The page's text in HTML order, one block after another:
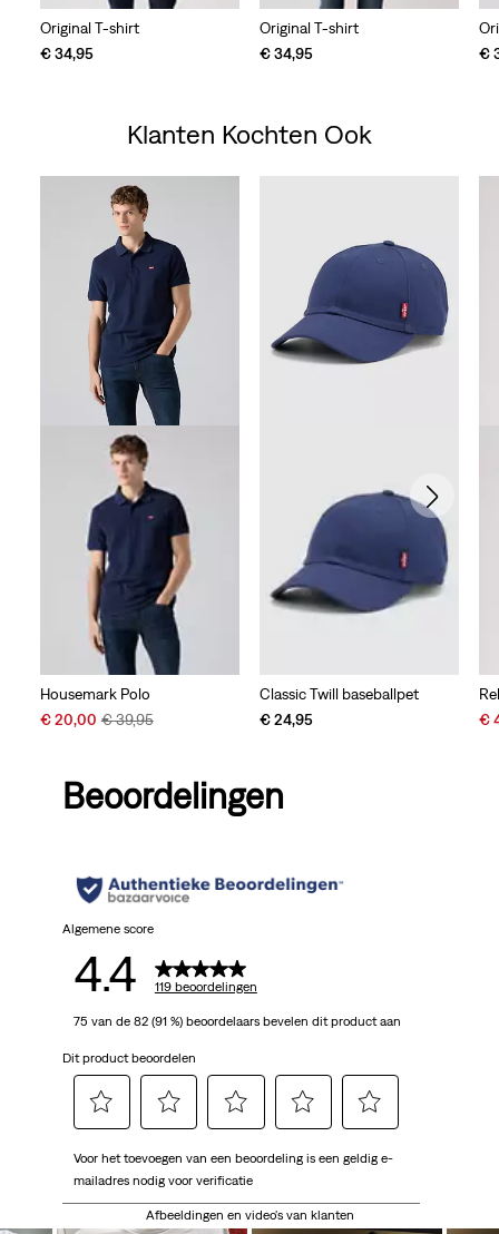
Original T-shirt
€ 34,95
Original T-shirt
€ 34,95
€
Klanten Kochten Ook
Housemark Polo
Sale
€ 20,00 Original
€ 39,95
Classic Twill baseballpet
€ 24,95
€
Beoordelingen
Algemene score
4.4 119 beoordelingen
75 van de 82 (91 %) beoordelaars bevelen dit product aan
Dit product beoordelen
om
het
om
het
artikel
om
het
artikel
om
artikel
om
artikel
Voor het toevoegen van een beoordeling is een geldig e-
mailadres nodig voor verificatie
Afbeeldingen en video's van klanten